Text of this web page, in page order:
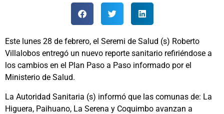
Este lunes 28 de febrero, el Seremi de Salud (s) Roberto
Villalobos entregó un nuevo reporte sanitario refiriéndose a
los cambios en el Plan Paso a Paso informado por el
Ministerio de Salud.
La Autoridad Sanitaria (s) informó que las comunas de: La
Higuera, Paihuano, La Serena y Coquimbo avanzan a